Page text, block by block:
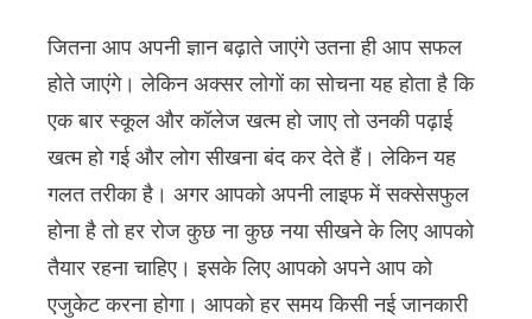
जितना आप अपनी ज्ञान बढ़ाते जाएंगे उतना ही आप सफल
होते जाएंगे। लेकिन अक्सर लोगों का सोचना यह होता है कि
एक बार स्कूल और कॉलेज खत्म हो जाए तो उनकी पढ़ाई
खत्म हो गई और लोग सीखना बंद कर देते हैं। लेकिन यह
गलत तरीका है। अगर आपको अपनी लाइफ में सक्सेसफुल
होना है तो हर रोज कुछ ना कुछ नया सीखने के लिए आपको
तैयार रहना चाहिए। इसके लिए आपको अपने आप को
एजुकेट करना होगा। आपको हर समय किसी नई जानकारी